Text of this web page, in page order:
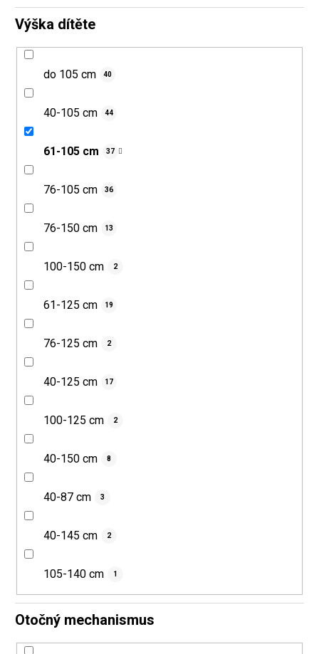
Výška dítěte
do 105 cm 40
40-105 cm 44
61-105 cm 37
76-105 cm 36
76-150 cm 13
100-150 cm 2
61-125 cm 19
76-125 cm 2
40-125 cm 17
100-125 cm 2
40-150 cm 8
40-87 cm 3
40-145 cm 2
105-140 cm 1
Otočný mechanismus